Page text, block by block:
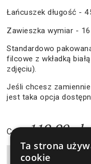
Łańcuszek długość -
Zawieszka wymiar -
Standardowo
filcowe z wkładką
zdjęciu).
Jeśli chcesz
jest taka opcja
Cena: 119,90 zł
Liczba
Ta strona
cookie